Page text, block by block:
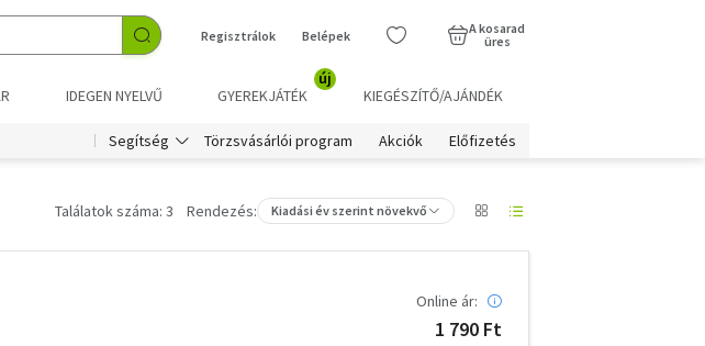
Regisztrálok Belépek
A kosarad
üres
IDEGEN NYELVŰ GYEREKJÁTÉK
új
KIEGÉSZÍTŐ/AJÁNDÉK
Segítség Törzsvásárlói program Akciók Előfizetés
Találatok száma: 3 Rendezés: Kiadási év szerint növekvő
Online ár:
1 790 Ft